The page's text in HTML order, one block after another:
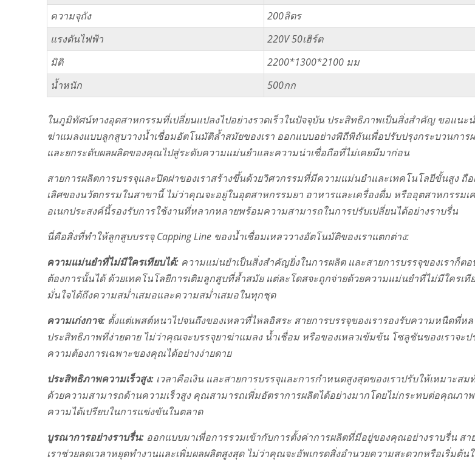
ความจุถัง
200ลิตร
แรงดันไฟฟ้า
220V 50เฮิร์ต
มิติ
2200*1300*2100 มม
น้ำหนัก
500กก
ในภูมิทัศน์ทางอุตสาหกรรมที่เปลี่ยนแปลงไปอย่างรวดเร็วในปัจจุบัน ประสิทธิภาพเป็นสิ่งสำคัญ ขอแนะ
ฆ่าแมลงแบบลูกสูบวางน้ำเชื่อมอัตโนมัติล้ำสมัยของเรา ออกแบบอย่างพิถีพิถันเพื่อปรับปรุงกระบวนกา
และยกระดับผลผลิตของคุณไปสู่ระดับความแม่นยำและความน่าเชื่อถือที่ไม่เคยมีมาก่อน
สายการผลิตการบรรจุและปิดฝาของเราสร้างขึ้นด้วยวิศวกรรมที่มีความแม่นยำและเทคโนโลยีขั้นสูง ถื
เลิศของนวัตกรรมในสาขานี้ ไม่ว่าคุณจะอยู่ในอุตสาหกรรมยา อาหารและเครื่องดื่ม หรืออุตสาหกรรม
อเนกประสงค์นี้รองรับการใช้งานที่หลากหลายพร้อมความสามารถในการปรับเปลี่ยนได้อย่างราบรื่น
นี่คือสิ่งที่ทำให้ลูกสูบบรรจุ Capping Line ของน้ำเชื่อมเหลววางอัตโนมัติของเราแตกต่าง:
ความแม่นยำที่ไม่มีใครเทียบได้: ความแม่นยำเป็นสิ่งสำคัญยิ่งในการผลิต และสายการบรรจุของเราก็ต
ต้องการนั้นได้ ด้วยเทคโนโลยีการเติมลูกสูบที่ล้ำสมัย แต่ละโดสจะถูกจ่ายด้วยความแม่นยำที่ไม่มีใครเที
มั่นใจได้ถึงความสม่ำเสมอและความสม่ำเสมอในทุกชุด
ความเก่งกาจ: ตั้งแต่เพสต์หนาไปจนถึงของเหลวที่ไหลอิสระ สายการบรรจุของเรารองรับความหนืดที่ห
ประสิทธิภาพที่ง่ายดาย ไม่ว่าคุณจะบรรจุยาฆ่าแมลง น้ำเชื่อม หรือของเหลวเข้มข้น โซลูชันของเราจะป
ความต้องการเฉพาะของคุณได้อย่างง่ายดาย
ประสิทธิภาพความเร็วสูง: เวลาคือเงิน และสายการบรรจุและการกำหนดสูงสุดของเราปรับให้เหมาะสม
ด้วยความสามารถด้านความเร็วสูง คุณสามารถเพิ่มอัตราการผลิตได้อย่างมากโดยไม่กระทบต่อคุณภ
ความได้เปรียบในการแข่งขันในตลาด
บูรณาการอย่างราบรื่น: ออกแบบมาเพื่อการรวมเข้ากับการตั้งค่าการผลิตที่มีอยู่ของคุณอย่างราบรื่น สา
เราช่วยลดเวลาหยุดทำงานและเพิ่มผลผลิตสูงสุด ไม่ว่าคุณจะอัพเกรดสิ่งอำนวยความสะดวกหรือเริ่มต้